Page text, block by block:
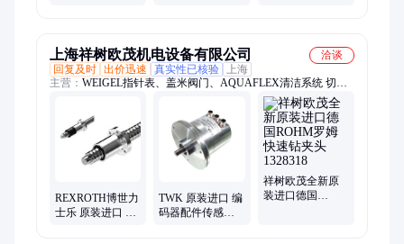
上海祥树欧茂机电设备有限公司
洽谈
回复及时 出价迅速 真实性已核验
上海
主营： WEIGEL指针表、盖米阀门、AQUAFLEX清洁系统 切割
REXROTH博世力
士乐 原装进口 滚
TWK 原装进口 编
码器配件传感器
祥树欧茂全新原
装进口德国